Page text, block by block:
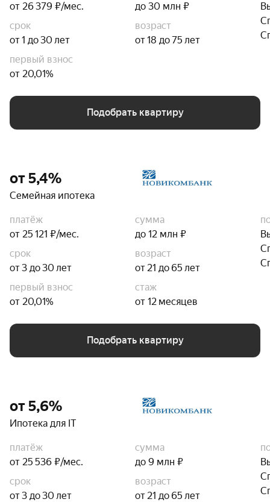
от 26 379 ₽/мес.
до 30 млн ₽
срок
от 1 до 30 лет
возраст
от 18 до 75 лет
первый взнос
от 20,01%
Подобрать квартиру
от 5,4%
Семейная ипотека
платёж
от 25 121 ₽/мес.
сумма
до 12 млн ₽
срок
от 3 до 30 лет
возраст
от 21 до 65 лет
первый взнос
от 20,01%
стаж
от 12 месяцев
Подобрать квартиру
от 5,6%
Ипотека для IT
платёж
от 25 536 ₽/мес.
сумма
до 9 млн ₽
срок
от 3 до 30 лет
возраст
от 21 до 65 лет